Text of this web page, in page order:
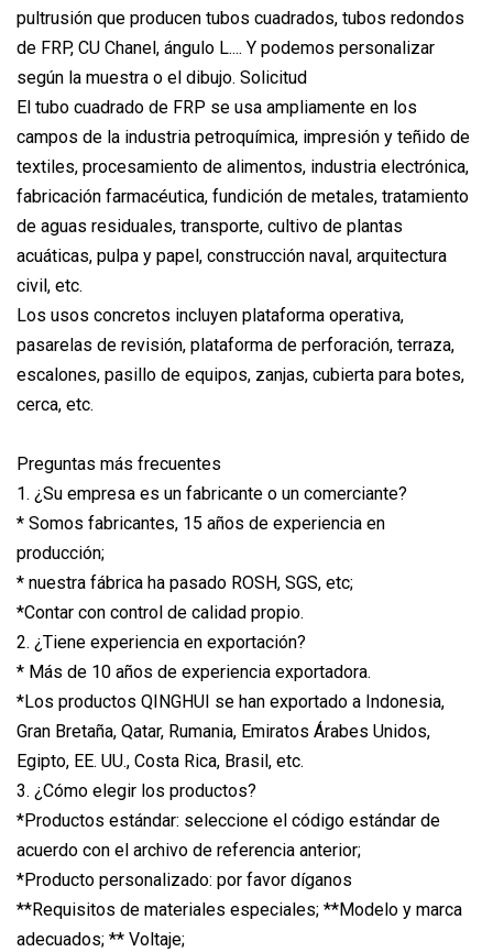
pultrusión que producen tubos cuadrados, tubos redondos
de FRP, CU Chanel, ángulo L.... Y podemos personalizar
según la muestra o el dibujo. Solicitud
El tubo cuadrado de FRP se usa ampliamente en los
campos de la industria petroquímica, impresión y teñido de
textiles, procesamiento de alimentos, industria electrónica,
fabricación farmacéutica, fundición de metales, tratamiento
de aguas residuales, transporte, cultivo de plantas
acuáticas, pulpa y papel, construcción naval, arquitectura
civil, etc.
Los usos concretos incluyen plataforma operativa,
pasarelas de revisión, plataforma de perforación, terraza,
escalones, pasillo de equipos, zanjas, cubierta para botes,
cerca, etc.
Preguntas más frecuentes
1. ¿Su empresa es un fabricante o un comerciante?
* Somos fabricantes, 15 años de experiencia en
producción;
* nuestra fábrica ha pasado ROSH, SGS, etc;
*Contar con control de calidad propio.
2. ¿Tiene experiencia en exportación?
* Más de 10 años de experiencia exportadora.
*Los productos QINGHUI se han exportado a Indonesia,
Gran Bretaña, Qatar, Rumania, Emiratos Árabes Unidos,
Egipto, EE. UU., Costa Rica, Brasil, etc.
3. ¿Cómo elegir los productos?
*Productos estándar: seleccione el código estándar de
acuerdo con el archivo de referencia anterior;
*Producto personalizado: por favor díganos
**Requisitos de materiales especiales; **Modelo y marca
adecuados; ** Voltaje;